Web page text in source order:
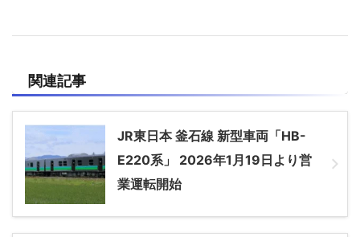
関連記事
JR東日本 釜石線 新型車両「HB-
E220系」 2026年1月19日より営
業運転開始